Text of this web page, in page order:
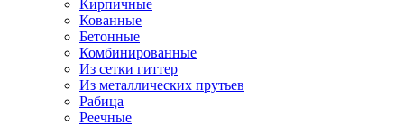
Кирпичные
Кованные
Бетонные
Комбинированные
Из сетки гиттер
Из металлических прутьев
Рабица
Реечные